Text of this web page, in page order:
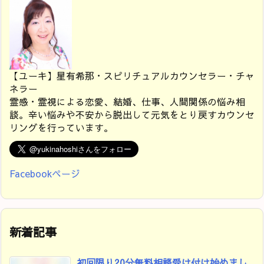
【ユーキ】星有希那・スピリチュアルカウンセラー・チャ
ネラー
霊感・霊視による恋愛、結婚、仕事、人間関係の悩み相
談。辛い悩みや不安から脱出して元気をとり戻すカウンセ
リングを行っています。
Facebookページ
新着記事